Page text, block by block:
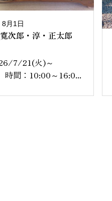
月1日
次郎・淳・正太郎
7/21(火)～
時間：10:00～16:0...